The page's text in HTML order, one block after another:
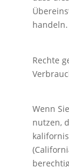
handeln.
Rechte
Wenn
nutzen,